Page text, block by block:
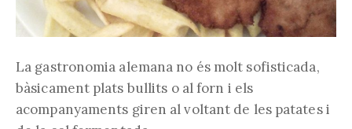
La gastronomia alemana no és molt sofisticada,
bàsicament plats bullits o al forn i els
acompanyaments giren al voltant de les patates i